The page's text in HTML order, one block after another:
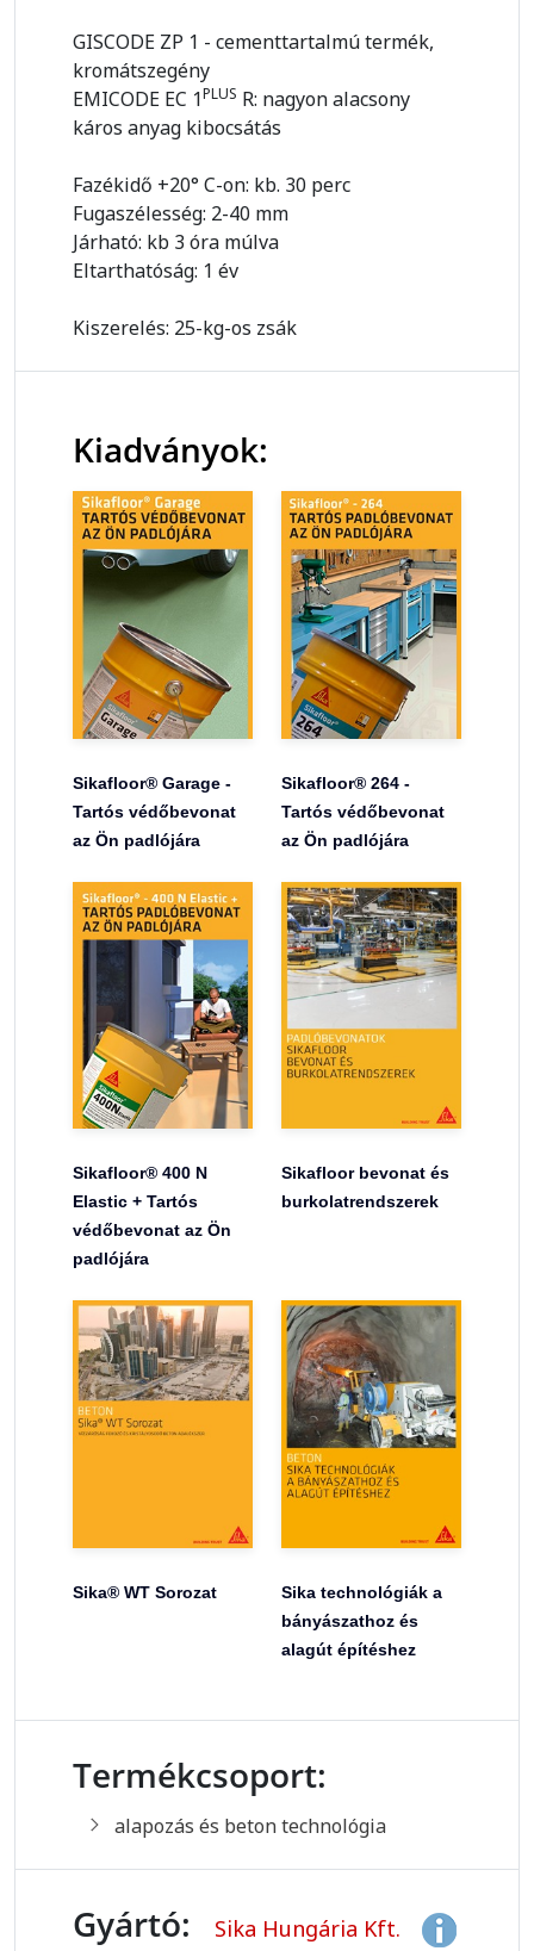
GISCODE ZP 1 - cementtartalmú termék,
kromátszegény
EMICODE EC 1PLUS R: nagyon alacsony
káros anyag kibocsátás
Fazékidő +20° C-on: kb. 30 perc
Fugaszélesség: 2-40 mm
Járható: kb 3 óra múlva
Eltarthatóság: 1 év
Kiszerelés: 25-kg-os zsák
Kiadványok:
Sikafloor® Garage -
Tartós védőbevonat
az Ön padlójára
Sikafloor® 264 -
Tartós védőbevonat
az Ön padlójára
Sikafloor® 400 N
Elastic + Tartós
védőbevonat az Ön
padlójára
Sikafloor bevonat és
burkolatrendszerek
Sika® WT Sorozat
Sika technológiák a
bányászathoz és
alagút építéshez
Termékcsoport:
alapozás és beton technológia
Gyártó: Sika Hungária Kft.